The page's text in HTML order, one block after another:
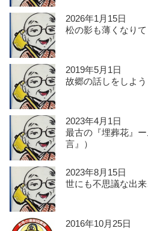
2026年1月15日
松の影も薄くなり
2019年5月1日
故郷の話しをしよう
2023年4月1日
最古の『埋葬花』
言』）
2023年8月15日
世にも不思議な出
2016年10月25日